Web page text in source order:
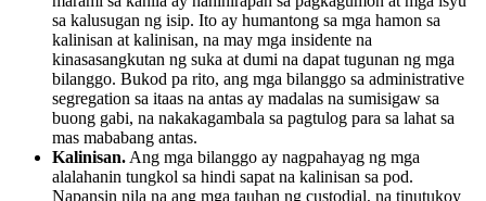
sa kalusugan ng isip. Ito ay humantong sa mga hamon sa
kalinisan at kalinisan, na may mga insidente na
kinasasangkutan ng suka at dumi na dapat tugunan ng mga
bilanggo. Bukod pa rito, ang mga bilanggo sa administrative
segregation sa itaas na antas ay madalas na sumisigaw sa
buong gabi, na nakakagambala sa pagtulog para sa lahat sa
mas mababang antas.
Kalinisan. Ang mga bilanggo ay nagpahayag ng mga
alalahanin tungkol sa hindi sapat na kalinisan sa pod.
Napansin nila na ang mga tauhan ng custodial, na tinutukoy